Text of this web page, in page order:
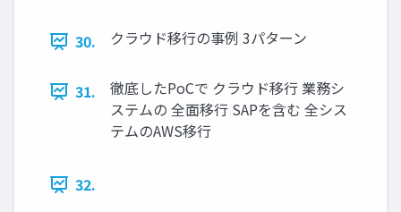
30. クラウド移行の事例 3パターン
31.
徹底したPoCで クラウド移行 業務シ
ステムの 全面移行 SAPを含む 全シス
テムのAWS移行
32.